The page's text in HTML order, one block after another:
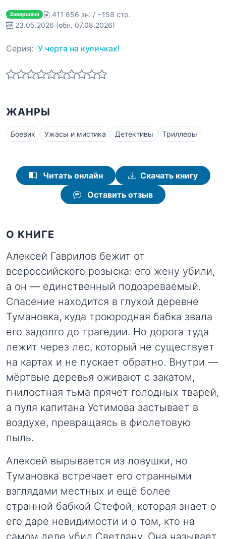
Завершена
411 656 зн. / ~158 стр.
23.05.2026 (обн. 07.08.2026)
Серия: У черта на куличках!
ЖАНРЫ
Боевик Ужасы и мистика Детективы Триллеры
Читать онлайн
Скачать книгу
Оставить отзыв
О КНИГЕ
Алексей Гаврилов бежит от
всероссийского розыска: его жену убили,
а он — единственный подозреваемый.
Спасение находится в глухой деревне
Тумановка, куда троюродная бабка звала
его задолго до трагедии. Но дорога туда
лежит через лес, который не существует
на картах и не пускает обратно. Внутри —
мёртвые деревья оживают с закатом,
гнилостная тьма прячет голодных тварей,
а пуля капитана Устимова застывает в
воздухе, превращаясь в фиолетовую
пыль.
Алексей вырывается из ловушки, но
Тумановка встречает его странными
взглядами местных и ещё более
странной бабкой Стефой, которая знает о
его даре невидимости и о том, кто на
самом деле убил Светлану. Она называет